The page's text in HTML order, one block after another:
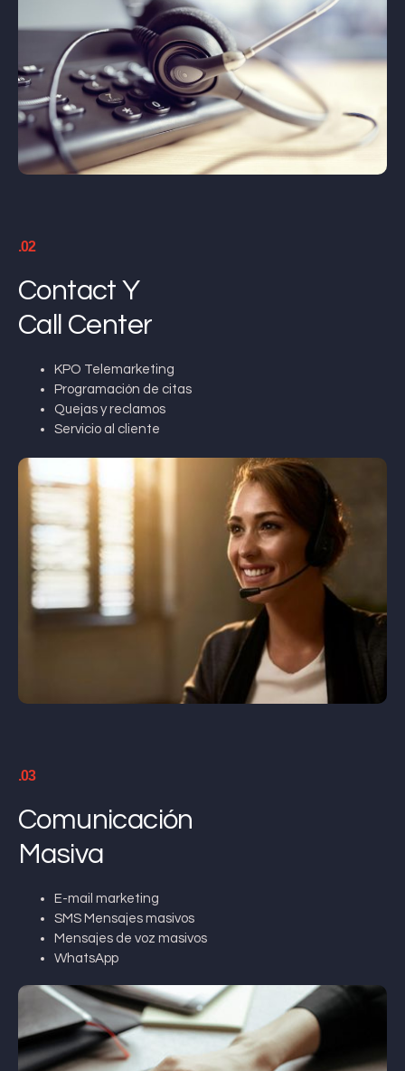
.02
Contact Y
Call Center
KPO Telemarketing
Programación de citas
Quejas y reclamos
Servicio al cliente
.03
Comunicación
Masiva
E-mail marketing
SMS Mensajes masivos
Mensajes de voz masivos
WhatsApp